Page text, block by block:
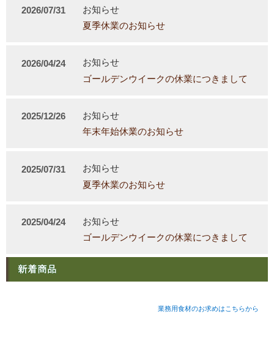
2026/07/31
お知らせ
夏季休業のお知らせ
2026/04/24
お知らせ
ゴールデンウイークの休業につきまして
2025/12/26
お知らせ
年末年始休業のお知らせ
2025/07/31
お知らせ
夏季休業のお知らせ
2025/04/24
お知らせ
ゴールデンウイークの休業につきまして
業務用食材のお求めはこちらから